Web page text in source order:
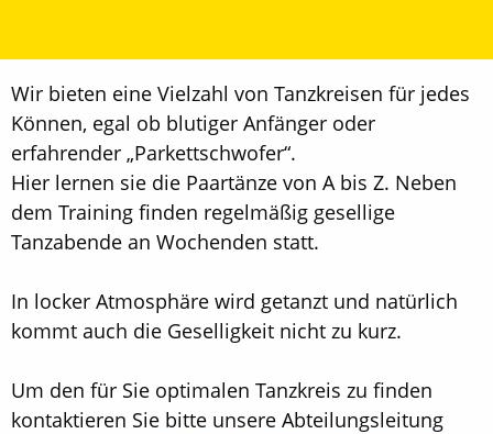
Wir bieten eine Vielzahl von Tanzkreisen für jedes
Können, egal ob blutiger Anfänger oder
erfahrender „Parkettschwofer“.
Hier lernen sie die Paartänze von A bis Z. Neben
dem Training finden regelmäßig gesellige
Tanzabende an Wochenden statt.
In locker Atmosphäre wird getanzt und natürlich
kommt auch die Geselligkeit nicht zu kurz.
Um den für Sie optimalen Tanzkreis zu finden
kontaktieren Sie bitte unsere Abteilungsleitung